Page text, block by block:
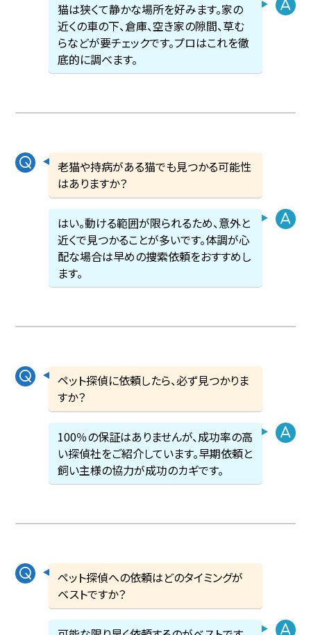
猫は狭くて静かな場所を好みます。家の
近くの車の下、倉庫、空き家の隙間、草む
らなどが要チェックです。プロはこれを徹
底的に調べます。
老猫や持病がある猫でも見つかる可能性
はありますか？
はい。動ける範囲が限られるため、意外と
近くで見つかることが多いです。体調が心
配な場合は早めの捜索依頼をおすすめし
ます。
ペット探偵に依頼したら、必ず見つかりま
すか？
100％の保証はありませんが、成功率の高
い探偵社をご紹介しています。早期依頼と
飼い主様の協力が成功のカギです。
ペット探偵への依頼はどのタイミングが
ベストですか？